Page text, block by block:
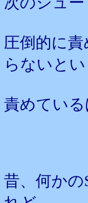
圧倒的に
らないとい
責めてい
昔、何か